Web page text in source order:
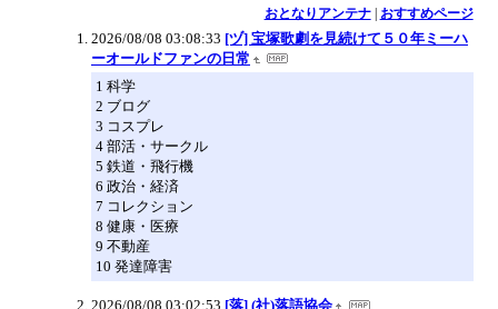
おとなりアンテナ| おすすめページ
2026/08/08 03:08:33 [ヅ] 宝塚歌劇を見続けて５０年ミーハ
ーオールドファンの日常
1 科学
2 ブログ
3 コスプレ
4 部活・サークル
5 鉄道・飛行機
6 政治・経済
7 コレクション
8 健康・医療
9 不動産
10 発達障害
2026/08/08 03:02:53 [落] (社)落語協会